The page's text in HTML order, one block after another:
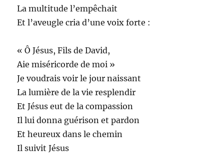
La multitude l’empêchait
Et l’aveugle cria d’une voix forte :
« Ô Jésus, Fils de David,
Aie miséricorde de moi »
Je voudrais voir le jour naissant
La lumière de la vie resplendir
Et Jésus eut de la compassion
Il lui donna guérison et pardon
Et heureux dans le chemin
Il suivit Jésus